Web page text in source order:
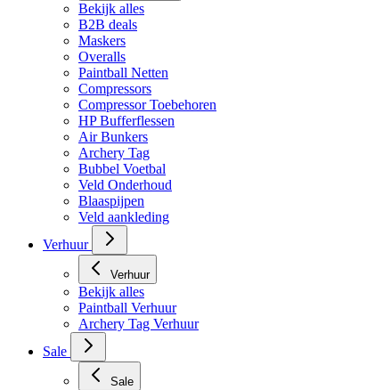
Bekijk alles
B2B deals
Maskers
Overalls
Paintball Netten
Compressors
Compressor Toebehoren
HP Bufferflessen
Air Bunkers
Archery Tag
Bubbel Voetbal
Veld Onderhoud
Blaaspijpen
Veld aankleding
Verhuur
Verhuur
Bekijk alles
Paintball Verhuur
Archery Tag Verhuur
Sale
Sale